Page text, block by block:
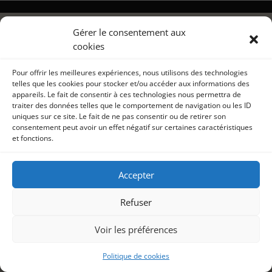
Gérer le consentement aux
cookies
Pour offrir les meilleures expériences, nous utilisons des technologies
telles que les cookies pour stocker et/ou accéder aux informations des
appareils. Le fait de consentir à ces technologies nous permettra de
traiter des données telles que le comportement de navigation ou les ID
uniques sur ce site. Le fait de ne pas consentir ou de retirer son
consentement peut avoir un effet négatif sur certaines caractéristiques
et fonctions.
Accepter
Refuser
Voir les préférences
Politique de cookies